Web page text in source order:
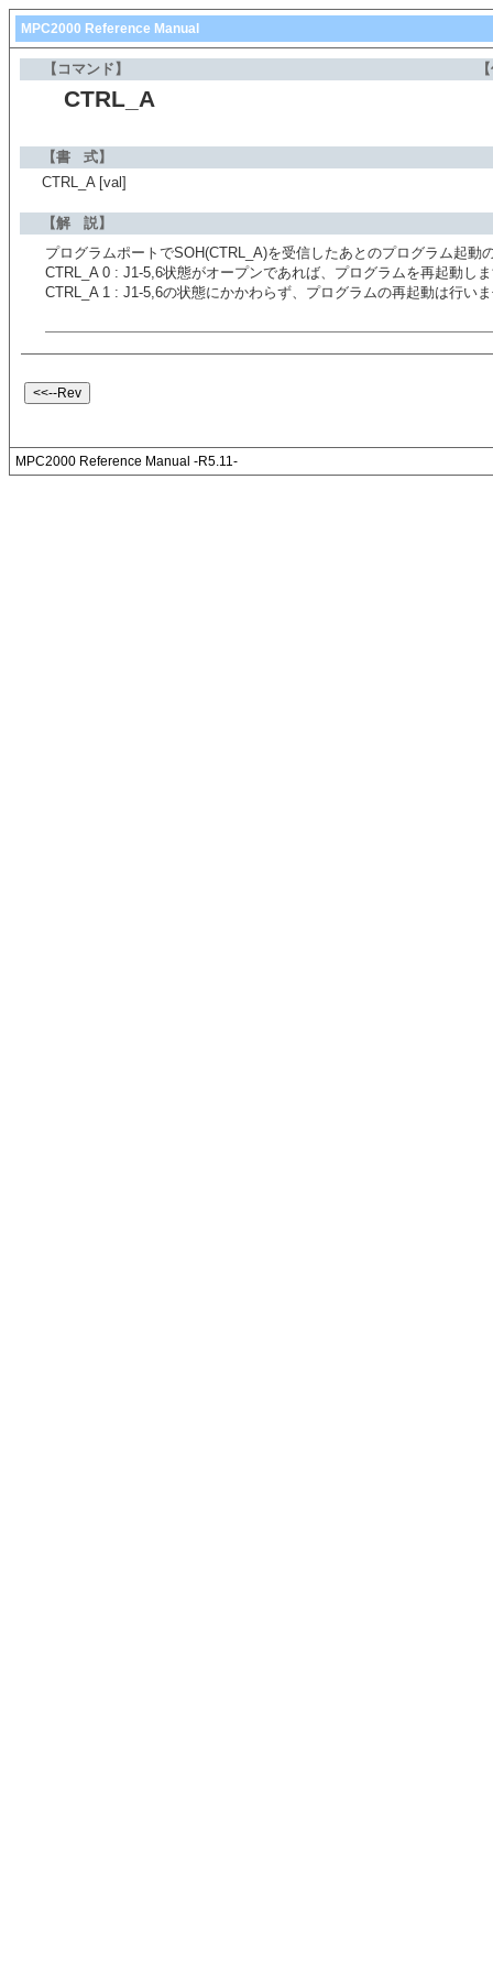
MPC2000 Reference Manual
【コマンド】
CTRL_A
【書 式】
CTRL_A [val]
【解 説】
プログラムポートでSOH(CTRL_A)を受信したあとのプログラム起動
CTRL_A 0 : J1-5,6状態がオープンであれば、プログラムを再起動し
CTRL_A 1 : J1-5,6の状態にかかわらず、プログラムの再起動は行い
MPC2000 Reference Manual -R5.11-